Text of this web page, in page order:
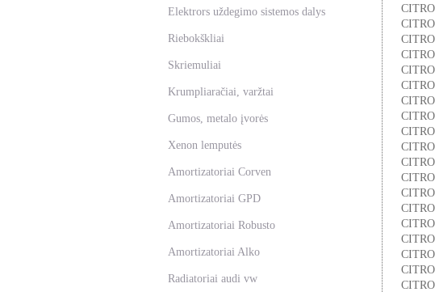
Elektrors uždegimo sistemos dalys
Riebokškliai
Skriemuliai
Krumpliaračiai, varžtai
Gumos, metalo įvorės
Xenon lemputės
Amortizatoriai Corven
Amortizatoriai GPD
Amortizatoriai Robusto
Amortizatoriai Alko
Radiatoriai audi vw